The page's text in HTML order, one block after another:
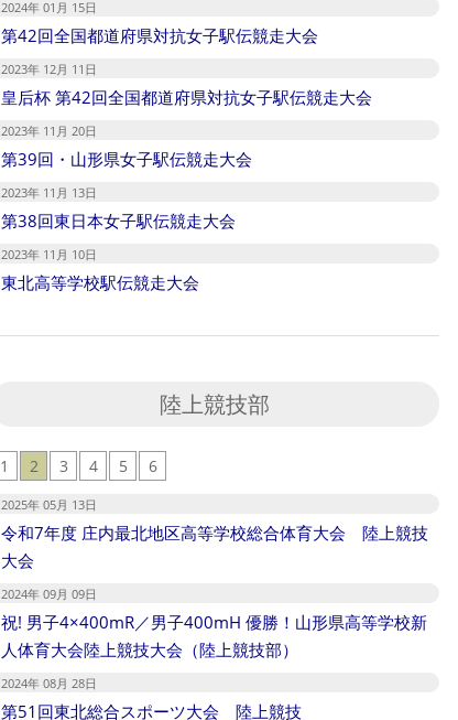
2024年 01月 15日
第42回全国都道府県対抗女子駅伝競走大会
2023年 12月 11日
皇后杯 第42回全国都道府県対抗女子駅伝競走大会
2023年 11月 20日
第39回・山形県女子駅伝競走大会
2023年 11月 13日
第38回東日本女子駅伝競走大会
2023年 11月 10日
東北高等学校駅伝競走大会
陸上競技部
1 2 3 4 5 6
2025年 05月 13日
令和7年度 庄内最北地区高等学校総合体育大会 陸上競技
大会
2024年 09月 09日
祝! 男子4×400mR／男子400mH 優勝！山形県高等学校新
人体育大会陸上競技大会（陸上競技部）
2024年 08月 28日
第51回東北総合スポーツ大会 陸上競技